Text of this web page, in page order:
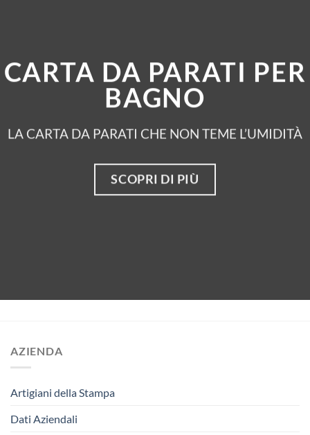
CARTA DA PARATI PER
BAGNO
LA CARTA DA PARATI CHE NON TEME L’UMIDITÀ
SCOPRI DI PIÙ
AZIENDA
Artigiani della Stampa
Dati Aziendali